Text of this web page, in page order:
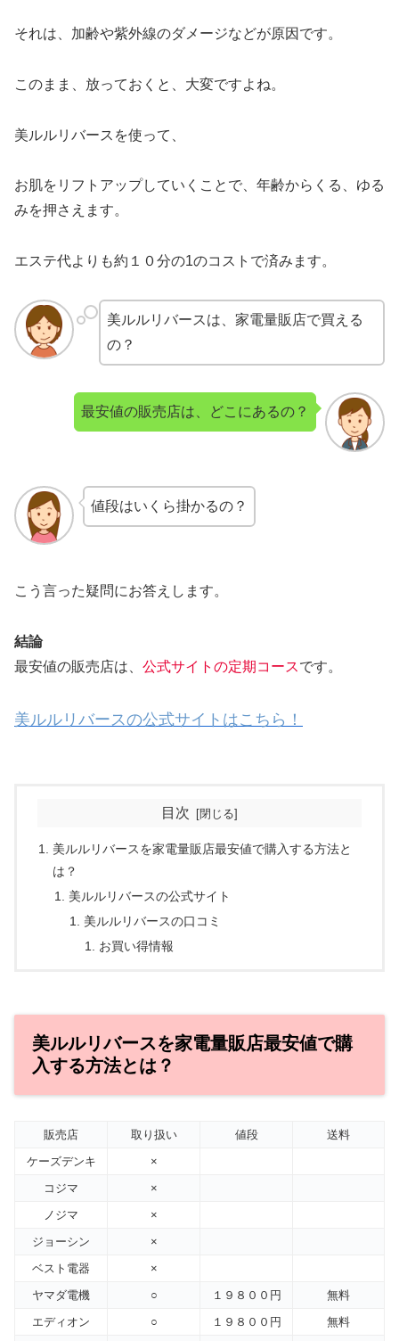
それは、加齢や紫外線のダメージなどが原因です。
このまま、放っておくと、大変ですよね。
美ルルリバースを使って、
お肌をリフトアップしていくことで、年齢からくる、ゆる
みを押さえます。
エステ代よりも約１０分の1のコストで済みます。
美ルルリバースは、家電量販店で買える
の？
最安値の販売店は、どこにあるの？
値段はいくら掛かるの？
こう言った疑問にお答えします。
結論
最安値の販売店は、 公式サイトの定期コースです。
美ルルリバースの公式サイトはこちら！
目次
美ルルリバースを家電量販店最安値で購入する方法と
は？
美ルルリバースの公式サイト
美ルルリバースの口コミ
お買い得情報
美ルルリバースを家電量販店最安値で購
入する方法とは？
販売店 取り扱い 値段
送料
ケーズデンキ
×
コジマ
×
ノジマ
×
ジョーシン
×
ベスト電器
×
ヤマダ電機
○ １９８００円
無料
エディオン
○ １９８００円
無料